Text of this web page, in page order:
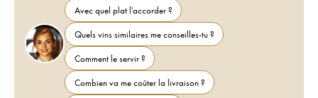
Avec quel plat l'accorder ?
Quels vins similaires me conseilles-tu ?
Comment le servir ?
Combien va me coûter la livraison ?